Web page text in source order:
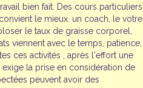
bien fait. Des cours particuliers
le mieux. un coach, le votre
le taux de graisse corporel,
viennent avec le temps, patience,
ces activités , après l'effort une
la prise en considération de
peuvent avoir des